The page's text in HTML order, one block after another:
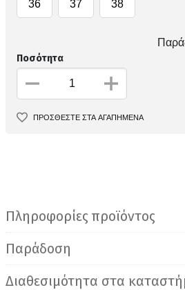
36 37 38
Ποσότητα
ΠΡΟΣΘΕΣΤΕ ΣΤΑ ΑΓΑΠΗΜΕΝΑ
Πληροφορίες προϊόντος
Παράδοση
Διαθεσιμότητα στα